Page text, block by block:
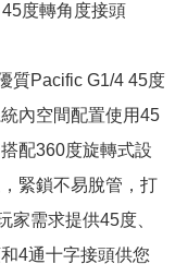
度轉角度接頭
質Pacific G1/4 45度
內空間配置使用45
配360度旋轉式設
緊鎖不易脫管，打
家需求提供45度、
4通十字接頭供您